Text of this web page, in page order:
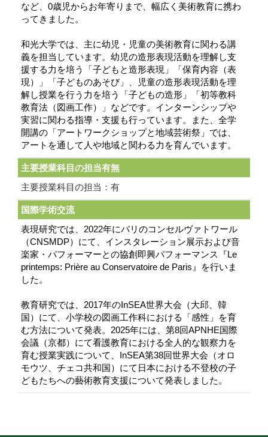
など、0歳児からお年寄りまで、幅広く美術教育に携わ
ってきました。
和光大学では、主に幼児・児童の美術教育に関わる講
義を担当しています。幼児の造形表現活動を理解し支
援する力を培う「子どもと造形表現」「保育内容（表
現）」「子どものあそび」、児童の造形表現活動を理
解し授業を行う力を培う「子どもの造形」「初等教科
教育法（図画工作）」などです。インターンシップや
実習に関わる指導・支援も行っています。また、全学
開講の「アートワークショップと地域芸術祭」では、
アートを通して人や地域と関わる力を育んでいます。
主要授業科目の担当有無
主要授業科目の担当：有
国際学術交流
表現研究では、2022年にパリのコンセルヴァトワール
（CNSMDP）にて、インスタレーション展示および音
楽家・パフォーマーとの協創即興パフォーマンス『Le
printemps: Prière au Conservatoire de Paris』を行いま
した。
教育研究では、2017年のInSEA世界大会（大邱、韓
国）にて、小学校の図画工作科における「感性」を育
む方法について発表。2025年には、第8回APNHE国際
会議（京都）にて看護教育における全人的な観察力を
育む授業実践について、InSEA第38回世界大会（オロ
モウツ、チェコ共和国）にて日本における不登校の子
どもたちへの藝術教育支援について発表しました。